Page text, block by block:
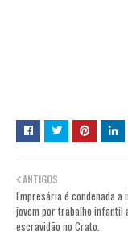
ANTIGOS
Empresária é condenada a
jovem por trabalho infantil
escravidão no Crato.